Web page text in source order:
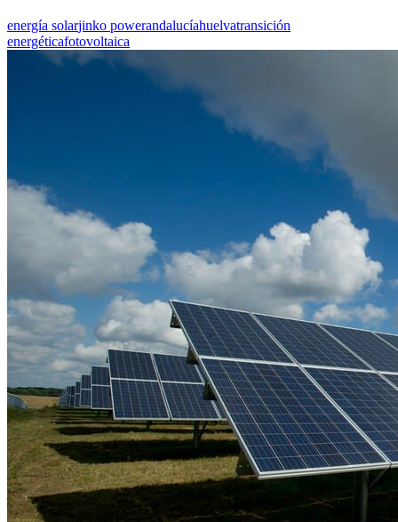
energía solarjinko powerandalucíahuelvatransición
energéticafotovoltaica